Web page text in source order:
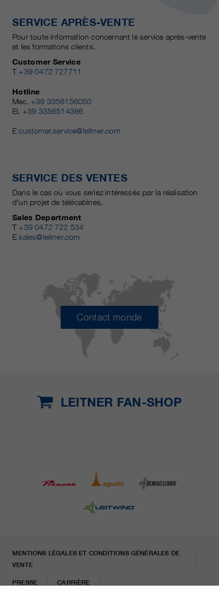
SERVICE APRÈS-VENTE
Pour toute information concernant le service après-vente
et les formations clients.
Customer Service
T +39 0472 727711
Hotline
Mec. +39 3356156050
El. +39 3356514386
Ecustomer.service@leitner.com
SERVICE DES VENTES
Dans le cas où vous seriez intéressés par la réalisation
d'un projet de télécabines.
Sales Department
T +39 0472 722 534
Esales@leitner.com
Contact monde
LEITNER FAN-SHOP
MENTIONS LÉGALES ET CONDITIONS GÉNÉRALES DE
VENTE
PRESSE CARRIÈRE